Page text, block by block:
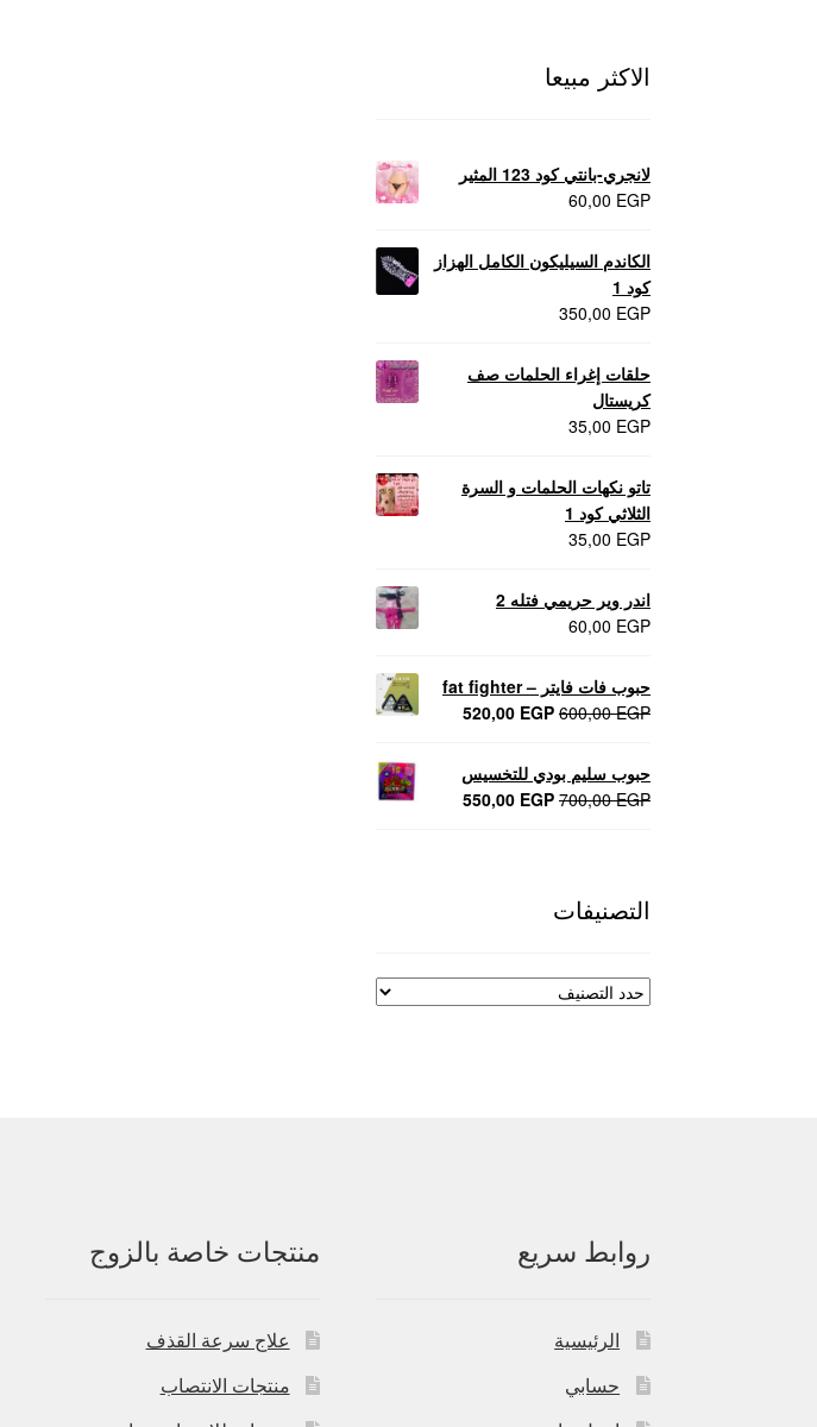
الاكثر مبيعا
لانجري-بانتي كود 123 المثير
60,00 EGP
الكاندم السيليكون الكامل الهزاز
كود 1
350,00 EGP
حلقات إغراء الحلمات صف
كريستال
35,00 EGP
تاتو نكهات الحلمات و السرة
الثلاثي كود 1
35,00 EGP
اندر وير حريمي فتله 2
60,00 EGP
حبوب فات فايتر – fat fighter
600,00EGP
السعر
600,00 EGP.
520,00 EGP
السعر
520,00 EGP.
حبوب سليم بودي للتخسيس
700,00EGP
السعر550,00 EGP
السعر
التصنيفات
روابط سريع
الرئيسية
حسابي
منتجات خاصة بالزوج
علاج سرعة القذف
منتجات الانتصاب